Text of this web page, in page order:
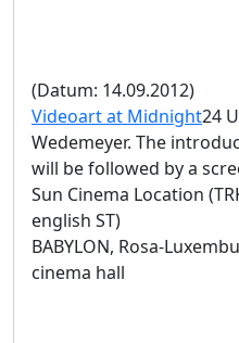
(Datum: 14.09.2012)
Videoart at Midnight24
Wedemeyer. The
will be followed by a
Sun Cinema Location
english ST)
BABYLON, Rosa-
cinema hall